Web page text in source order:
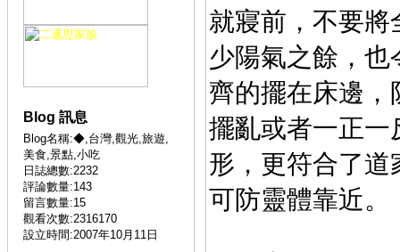
Blog 訊息
Blog名稱:◆,台灣,觀光,旅遊,
美食,景點,小吃
日誌總數:2232
評論數量:143
留言數量:15
觀看次數:2316170
設立時間:2007年10月11日
就寢前，不要
少陽氣之餘，也
齊的擺在床邊，
擺亂或者一正一
形，更符合了道
可防靈體靠近。